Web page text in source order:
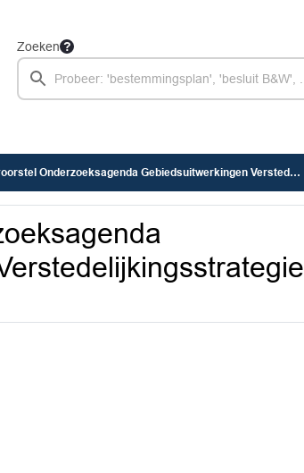
Zoeken
Onderzoeksagenda Gebiedsuitwerkingen Verstedelijkingsstrategie ANFV.docx